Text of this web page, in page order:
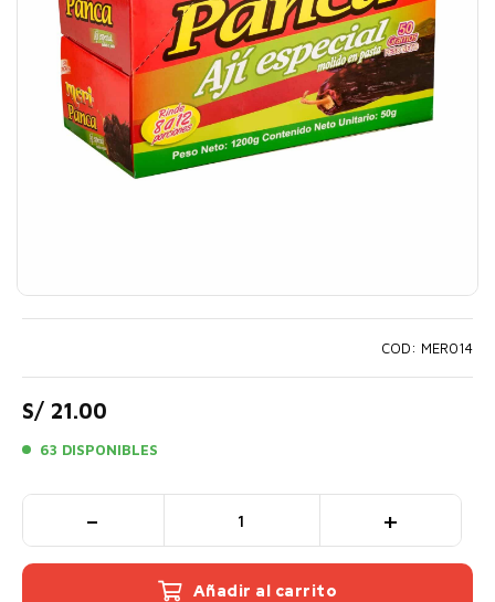
S/ 21.00
63 DISPONIBLES
COD: MER014
MERI AJI PANCA DISP 50 GR 24
Añadir al carrito